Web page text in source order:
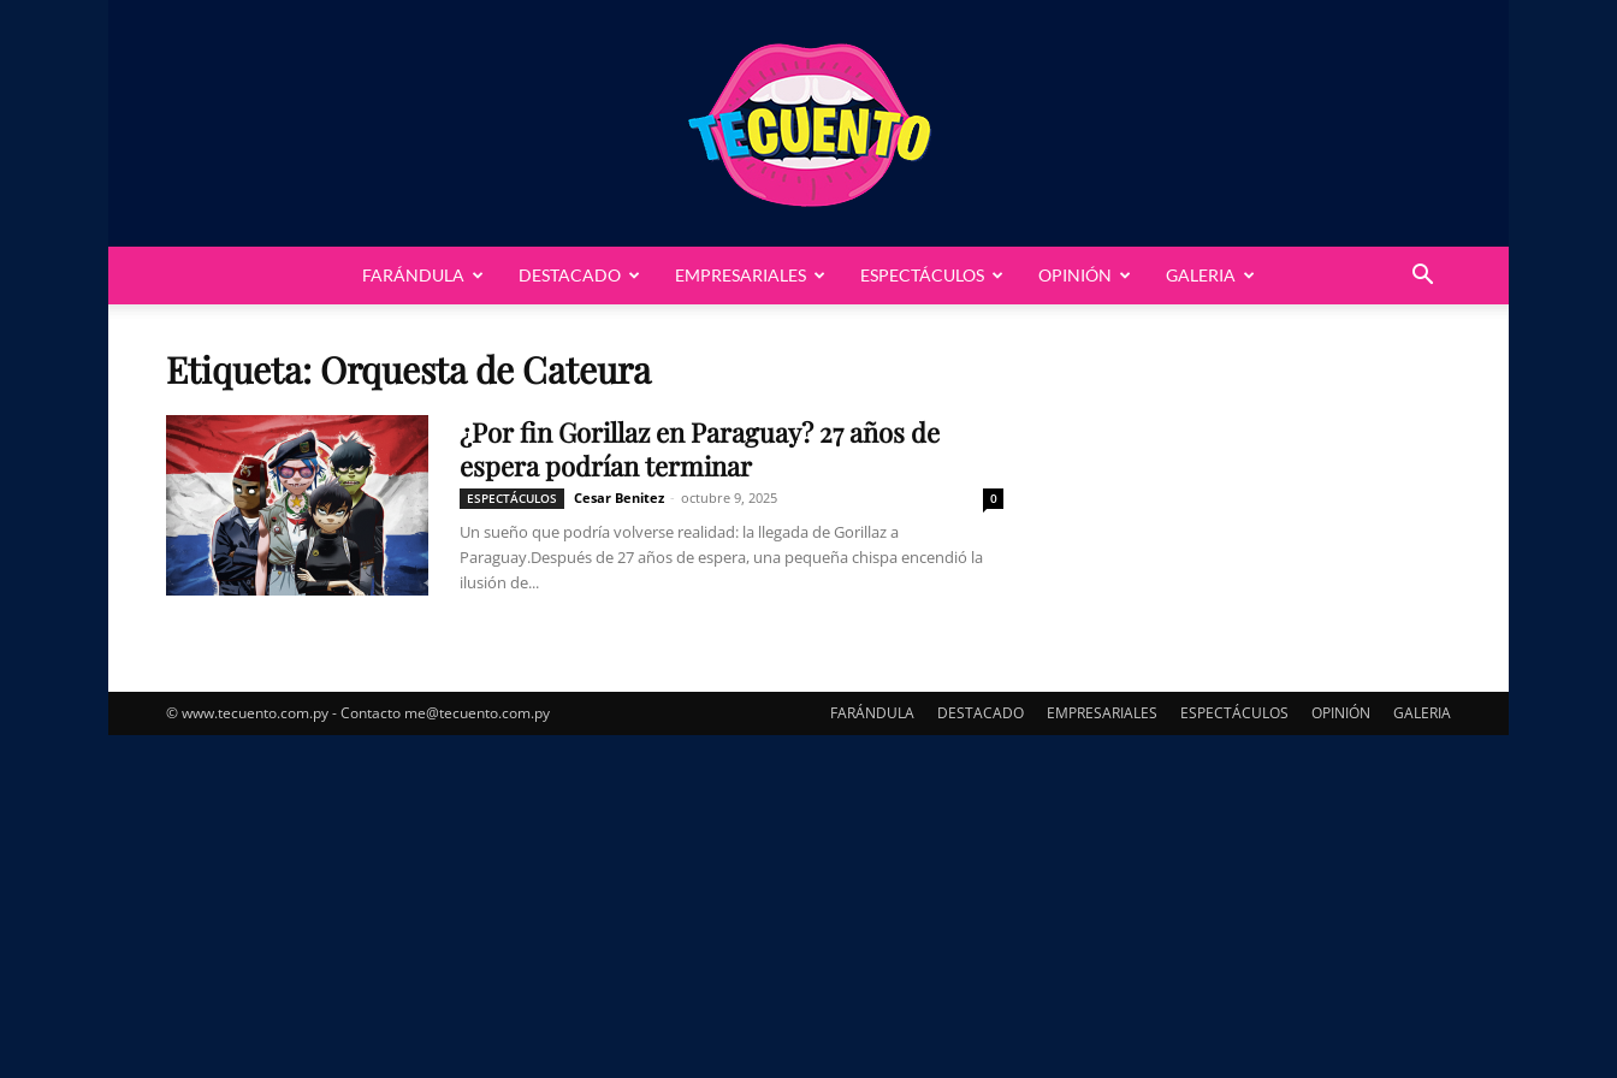
FARÁNDULA DESTACADO EMPRESARIALES ESPECTÁCULOS OPINIÓN GALERIA
Etiqueta: Orquesta de Cateura
¿Por fin Gorillaz en Paraguay? 27 años de
espera podrían terminar
ESPECTÁCULOS Cesar Benitez - octubre 9, 2025 0
Un sueño que podría volverse realidad: la llegada de Gorillaz a
Paraguay.Después de 27 años de espera, una pequeña chispa encendió la
ilusión de...
FARÁNDULA DESTACADO EMPRESARIALES ESPECTÁCULOS OPINIÓN GALERIA
© www.tecuento.com.py - Contacto me@tecuento.com.py